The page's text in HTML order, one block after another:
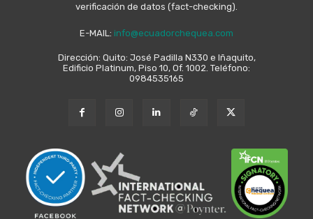
verificación de datos (fact-checking).
E-MAIL: info@ecuadorchequea.com
Dirección: Quito: José Padilla N330 e Iñaquito,
Edificio Platinum, Piso 10, Of. 1002. Teléfono:
0984535165